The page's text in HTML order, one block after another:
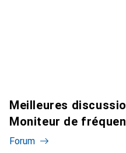
Meilleures
Moniteur de
Forum